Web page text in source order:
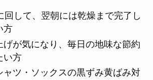
回して、翌朝には乾燥まで完了し
方
げが気になり、毎日の地味な節約
い方
ャツ・ソックスの黒ずみ黄ばみ対